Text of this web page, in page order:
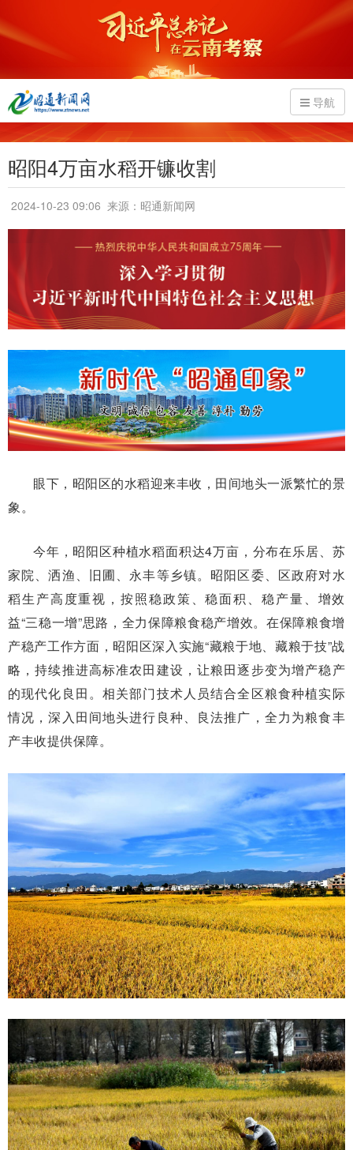
导航
昭阳4万亩水稻开镰收割
2024-10-23 09:06 来源：昭通新闻网
眼下，昭阳区的水稻迎来丰收，田间地头一派繁忙的景
象。
今年，昭阳区种植水稻面积达4万亩，分布在乐居、苏
家院、洒渔、旧圃、永丰等乡镇。昭阳区委、区政府对水
稻生产高度重视，按照稳政策、稳面积、稳产量、增效
益“三稳一增”思路，全力保障粮食稳产增效。在保障粮食增
产稳产工作方面，昭阳区深入实施“藏粮于地、藏粮于技”战
略，持续推进高标准农田建设，让粮田逐步变为增产稳产
的现代化良田。相关部门技术人员结合全区粮食种植实际
情况，深入田间地头进行良种、良法推广，全力为粮食丰
产丰收提供保障。